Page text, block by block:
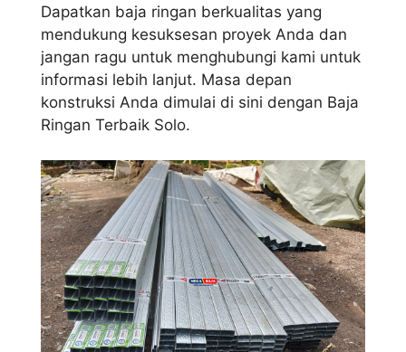
Dapatkan baja ringan berkualitas yang
mendukung kesuksesan proyek Anda dan
jangan ragu untuk menghubungi kami untuk
informasi lebih lanjut. Masa depan
konstruksi Anda dimulai di sini dengan Baja
Ringan Terbaik Solo.